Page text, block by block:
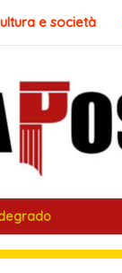
e società